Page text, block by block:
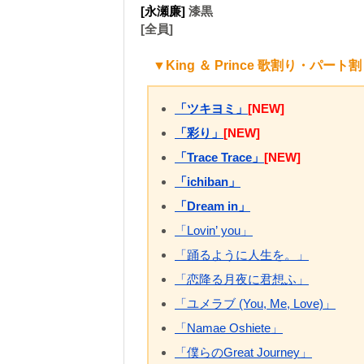
[永瀬廉] 漆黒
[全員]
▼King ＆ Prince 歌割り・パート割
「ツキヨミ」 [NEW]
「彩り」 [NEW]
「Trace Trace」 [NEW]
「ichiban」
「Dream in」
「Lovin’ you」
「踊るように人生を。」
「恋降る月夜に君想ふ」
「ユメラブ (You, Me, Love)」
「Namae Oshiete」
「僕らのGreat Journey」